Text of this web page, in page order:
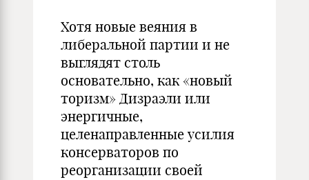
Хотя новые веяния в
либеральной партии и не
выглядят столь
основательно, как «новый
торизм» Дизраэли или
энергичные,
целенаправленные усилия
консерваторов по
реорганизации своей